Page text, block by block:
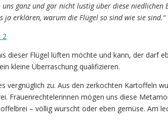
uns ganz und gar nicht lustig über diese niedlichen
ja erklären, warum die Flügel so sind wie sie sind.“
dieser Flügel lüften möchte und kann, der darf
kleine Überraschung qualifizieren.
vergnüglich zu. Aus den zerkochten Kartoffeln
Frauenrechtelerinnen mögen uns diese
– völlig wurscht oder eben gemüse. Am